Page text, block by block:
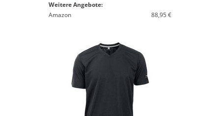
Weitere Angebote:
Amazon
88,95 €